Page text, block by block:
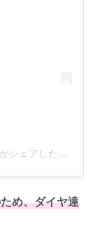
映画『スペシャルズ』公式(@eiga_specials)がシェアした投稿
め、ダイヤ達